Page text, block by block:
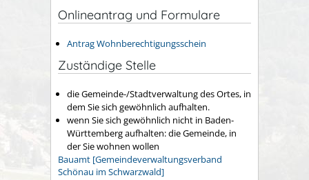
Onlineantrag und Formulare
Antrag Wohnberechtigungsschein
Zuständige Stelle
die Gemeinde-/Stadtverwaltung des Ortes, in
dem Sie sich gewöhnlich aufhalten.
wenn Sie sich gewöhnlich nicht in Baden-
Württemberg aufhalten: die Gemeinde, in
der Sie wohnen wollen
Bauamt [Gemeindeverwaltungsverband
Schönau im Schwarzwald]